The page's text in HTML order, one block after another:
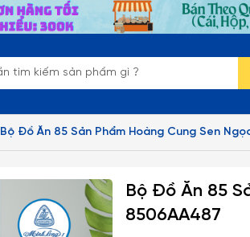
Bộ Đồ Ăn 85 Sản Phẩm Hoàng Cung Sen
Bộ Đồ Ăn 85
8506AA487